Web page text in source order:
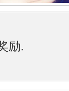
励.